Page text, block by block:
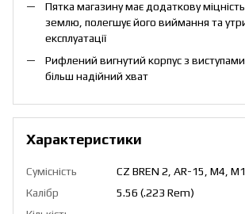
Пятка магазину має додаткову
землю, полегшує його виймання та
експлуатації
Рифлений вигнутий корпус з
більш надійний хват
Характеристики
Сумісність
CZ BREN 2, AR-15, M4,
Калібр
5.56 (.223 Rem)